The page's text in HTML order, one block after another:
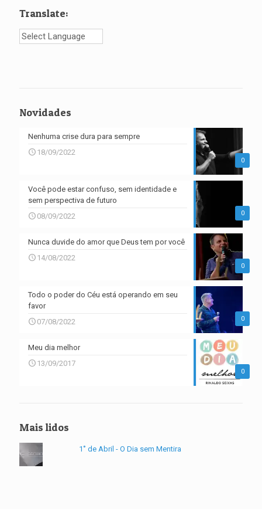
Translate:
Novidades
0
Nenhuma crise dura para sempre
18/09/2022
0
Você pode estar confuso, sem identidade e
sem perspectiva de futuro
08/09/2022
0
Nunca duvide do amor que Deus tem por você
14/08/2022
0
Todo o poder do Céu está operando em seu
favor
07/08/2022
0
Meu dia melhor
13/09/2017
Mais lidos
1˚ de Abril - O Dia sem Mentira